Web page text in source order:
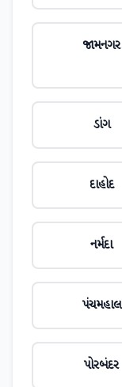
જામનગર
ડાંગ
દાહોદ
નર્મદા
પંચમહાલ
પોરબંદર